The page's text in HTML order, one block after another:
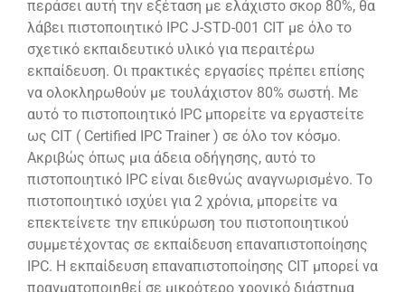
περάσει αυτή την εξέταση με ελάχιστο σκορ 80%, θα
λάβει πιστοποιητικό IPC J-STD-001 CIT με όλο το
σχετικό εκπαιδευτικό υλικό για περαιτέρω
εκπαίδευση. Οι πρακτικές εργασίες πρέπει επίσης
να ολοκληρωθούν με τουλάχιστον 80% σωστή. Με
αυτό το πιστοποιητικό IPC μπορείτε να εργαστείτε
ως CIT ( Certified IPC Trainer ) σε όλο τον κόσμο.
Ακριβώς όπως μια άδεια οδήγησης, αυτό το
πιστοποιητικό IPC είναι διεθνώς αναγνωρισμένο. Το
πιστοποιητικό ισχύει για 2 χρόνια, μπορείτε να
επεκτείνετε την επικύρωση του πιστοποιητικού
συμμετέχοντας σε εκπαίδευση επαναπιστοποίησης
IPC. Η εκπαίδευση επαναπιστοποίησης CIT μπορεί να
πραγματοποιηθεί σε μικρότερο χρονικό διάστημα